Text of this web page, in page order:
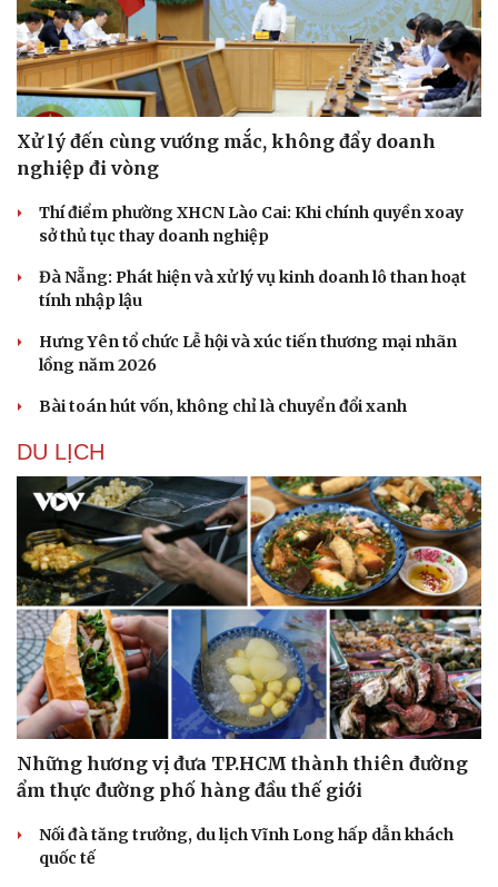
Doanh nghiệp
Thông tin doanh nghiệp
Doanh nghiệp 24h
Doanh nhân
Vì cộng đồng
Công nghệ
Sành điệu
Tin Công nghệ
Chuyển đổi số
Xử lý đến cùng vướng mắc, không đẩy doanh
nghiệp đi vòng
Thí điểm phường XHCN Lào Cai: Khi chính quyền xoay
sở thủ tục thay doanh nghiệp
Đà Nẵng: Phát hiện và xử lý vụ kinh doanh lô than hoạt
tính nhập lậu
Hưng Yên tổ chức Lễ hội và xúc tiến thương mại nhãn
lồng năm 2026
Bài toán hút vốn, không chỉ là chuyển đổi xanh
DU LỊCH
Những hương vị đưa TP.HCM thành thiên đường
ẩm thực đường phố hàng đầu thế giới
Nối đà tăng trưởng, du lịch Vĩnh Long hấp dẫn khách
quốc tế